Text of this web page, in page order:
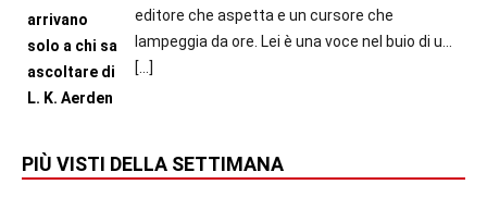
editore che aspetta e un cursore che
lampeggia da ore. Lei è una voce nel buio di u...
[…]
PIÙ VISTI DELLA SETTIMANA